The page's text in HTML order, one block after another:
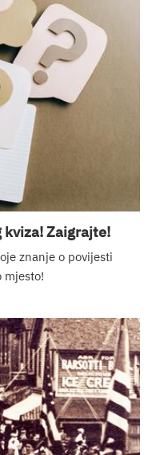
kviza! Zaigrajte!
znanje o povijesti
mjesto!